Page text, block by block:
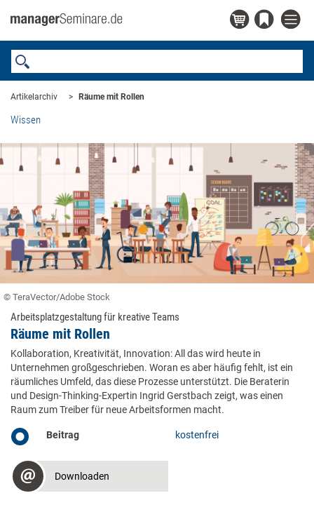
Artikelarchiv Räume mit Rollen
Wissen
© TeraVector/Adobe Stock
Arbeitsplatzgestaltung für kreative Teams
Räume mit Rollen
Kollaboration, Kreativität, Innovation: All das wird heute in
Unternehmen großgeschrieben. Woran es aber häufig fehlt, ist ein
räumliches Umfeld, das diese Prozesse unterstützt. Die Beraterin
und Design-Thinking-Expertin Ingrid Gerstbach zeigt, was einen
Raum zum Treiber für neue Arbeitsformen macht.
Beitrag kostenfrei
Downloaden